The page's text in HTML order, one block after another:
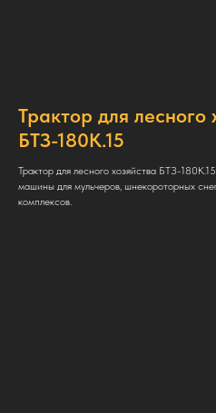
Трактор для лесного
БТЗ-180К.15
Трактор для лесного хозяйства БТЗ-
машины для мульчеров, шнекороторных
комплексов.